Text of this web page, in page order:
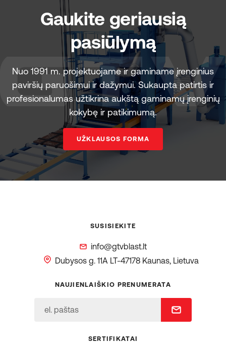
Gaukite geriausią
pasiūlymą
Nuo 1991 m. projektuojame ir gaminame įrenginius
paviršių paruošimui ir dažymui. Sukaupta patirtis ir
profesionalumas užtikrina aukštą gaminamų įrenginių
kokybę ir patikimumą.
UŽKLAUSOS FORMA
SUSISIEKITE
info@gtvblast.lt
Dubysos g. 11A LT-47178 Kaunas, Lietuva
NAUJIENLAIŠKIO PRENUMERATA
SERTIFIKATAI